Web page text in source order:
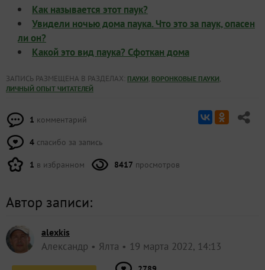
Как называется этот паук?
Увидели ночью дома паука. Что это за паук, опасен
ли он?
Какой это вид паука? Сфоткан дома
ЗАПИСЬ РАЗМЕЩЕНА В РАЗДЕЛАХ: ПАУКИ, ВОРОНКОВЫЕ ПАУКИ,
ЛИЧНЫЙ ОПЫТ ЧИТАТЕЛЕЙ
1 комментарий
4 спасибо за запись
1 в избранном 8417 просмотров
Автор записи:
alexkis
Александр Ялта 19 марта 2022, 14:13